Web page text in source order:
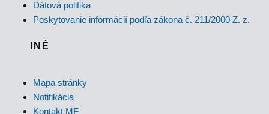
Dátová politika
Poskytovanie informácií podľa zákona č. 211/2000 Z. z.
INÉ
Mapa stránky
Notifikácia
Kontakt MF